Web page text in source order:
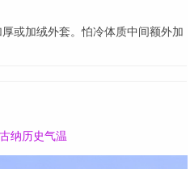
或加绒外套。怕冷体质中间额外加
纳历史气温